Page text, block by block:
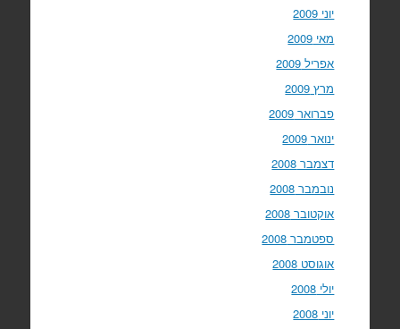
יוני 2009
מאי 2009
אפריל 2009
מרץ 2009
פברואר 2009
ינואר 2009
דצמבר 2008
נובמבר 2008
אוקטובר 2008
ספטמבר 2008
אוגוסט 2008
יולי 2008
יוני 2008